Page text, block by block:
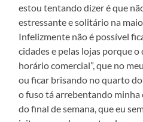
estou tentando dizer é que
estressante e solitário na
Infelizmente não é possível
cidades e pelas lojas porque o
horário comercial”, que no
ou ficar brisando no quarto
o fuso tá arrebentando minha
do final de semana, que eu